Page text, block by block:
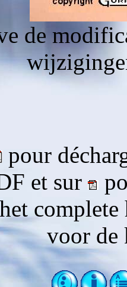
de
pour
et sur
voor de